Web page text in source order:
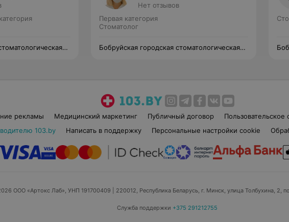
Нет отзывов
Первая категория
Стоматолог
Бобруйская городская стоматологическая
рекламы Медицинский маркетинг Публичный договор Пользовательское
103.by
Написать в поддержку Персональные настройки cookie
ООО «Артокс Лаб», УНП 191700409 | 220012, Республика Беларусь, г. Минск, улица Толбухина, 2,
Служба поддержки +375 291212755